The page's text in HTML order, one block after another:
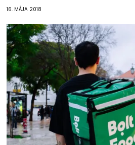
16. MÁJA 2018